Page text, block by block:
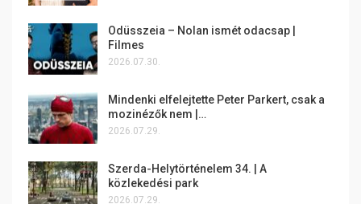
Odüsszeia – Nolan ismét odacsap |
Filmes
2026.07.30.
Mindenki elfelejtette Peter Parkert, csak a
mozinézők nem |…
2026.07.29.
Szerda-Helytörténelem 34. | A
közlekedési park
2026.07.29.